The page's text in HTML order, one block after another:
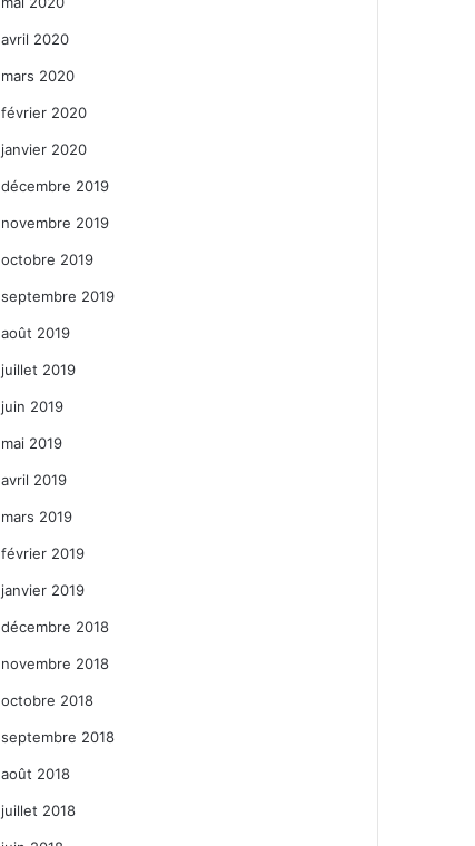
avril 2020
mars 2020
février 2020
janvier 2020
décembre 2019
novembre 2019
octobre 2019
septembre 2019
août 2019
juillet 2019
juin 2019
mai 2019
avril 2019
mars 2019
février 2019
janvier 2019
décembre 2018
novembre 2018
octobre 2018
septembre 2018
août 2018
juillet 2018